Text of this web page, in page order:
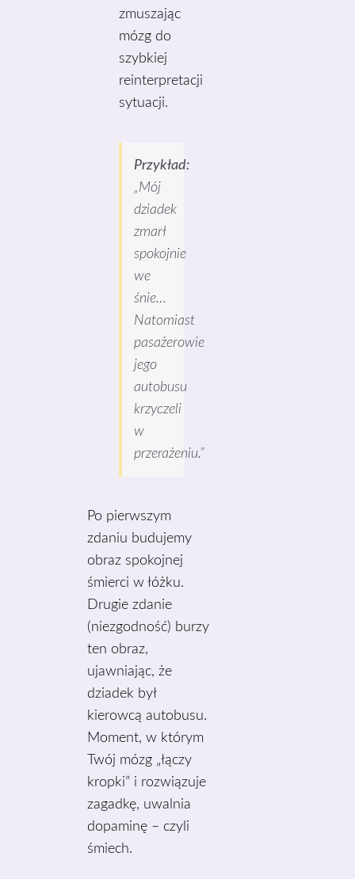
zmuszając
mózg do
szybkiej
reinterpretacji
sytuacji.
Przykład:
„Mój
dziadek
zmarł
spokojnie
we
śnie…
Natomiast
pasażerowie
jego
autobusu
krzyczeli
w
przerażeniu.”
Po pierwszym
zdaniu budujemy
obraz spokojnej
śmierci w łóżku.
Drugie zdanie
(niezgodność) burzy
ten obraz,
ujawniając, że
dziadek był
kierowcą autobusu.
Moment, w którym
Twój mózg „łączy
kropki” i rozwiązuje
zagadkę, uwalnia
dopaminę – czyli
śmiech.